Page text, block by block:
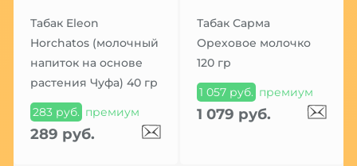
Табак Eleon
Horchatos (молочный
напиток на основе
растения Чуфа) 40 гр
283 руб. премиум
289 руб.
Табак Сарма
Ореховое молочко
120 гр
1 057 руб. премиум
1 079 руб.